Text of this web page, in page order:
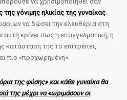
γόνιμης ηλικίας της γυναίκας.
να δώσει την ελευθερία στη
αυτή κρίνει πως η επαγγελματική, η
κατάσταση της το επιτρέπει,
πιο «προχωρημένη».
της φύσης» και κάθε γυναίκα θα
της μέχρι να «ωριμάσουν οι